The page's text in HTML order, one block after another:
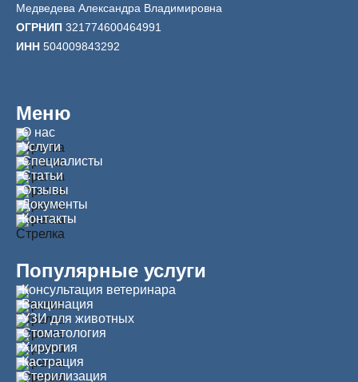
Медведева Александра Владимировна
ОГРНИП 321774600464991
ИНН 504009843292
Меню
О нас
Услуги
Специалисты
Статьи
Отзывы
Документы
Контакты
Популярные услуги
Консультация ветеринара
Вакцинация
УЗИ для животных
Стоматология
Хирургия
Кастрация
Стерилизация